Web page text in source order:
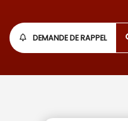
DEMANDE DE RAPPEL